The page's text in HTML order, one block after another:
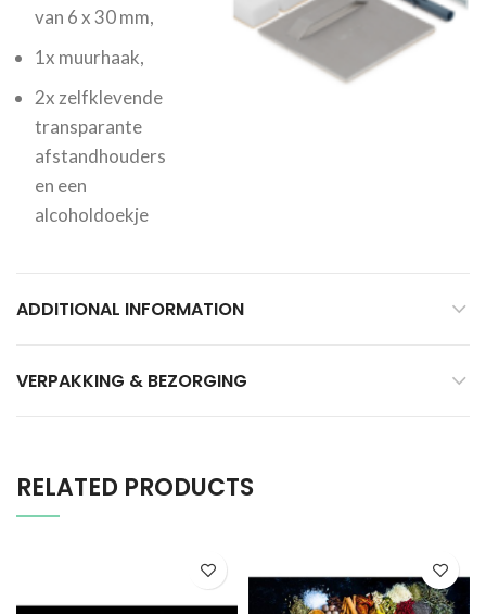
van 6 x 30 mm,
1x muurhaak,
2x zelfklevende
transparante
afstandhouders
en een
alcoholdoekje
ADDITIONAL INFORMATION
VERPAKKING & BEZORGING
RELATED PRODUCTS